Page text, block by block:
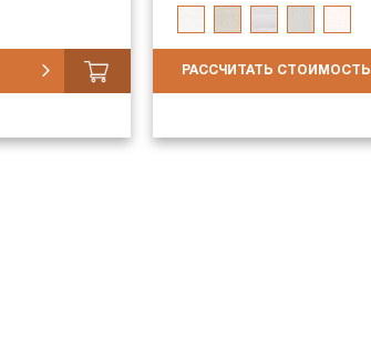
РАССЧИТАТЬ СТОИМОСТЬ